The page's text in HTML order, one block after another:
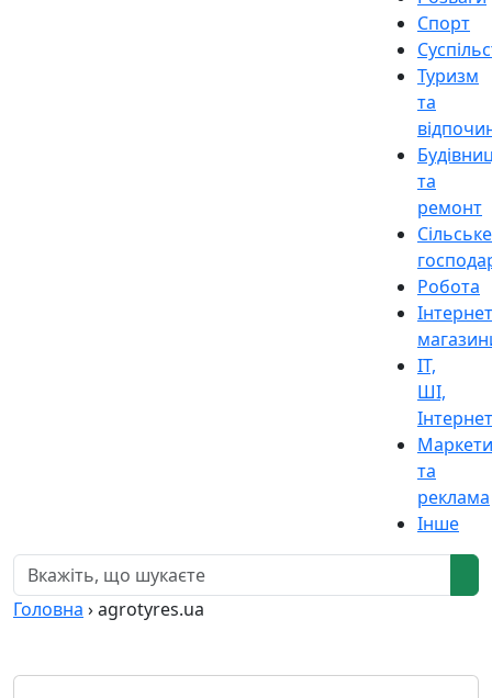
Спорт
Туризм
та
та
ремонт
Сільське
Робота
Інтернет
ІТ,
ШІ,
Інтернет
та
реклама
Інше
Головна ›agrotyres.ua